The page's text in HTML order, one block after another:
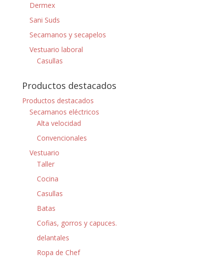
Dermex
Sani Suds
Secamanos y secapelos
Vestuario laboral
Casullas
Productos destacados
Productos destacados
Secamanos eléctricos
Alta velocidad
Convencionales
Vestuario
Taller
Cocina
Casullas
Batas
Cofias, gorros y capuces.
delantales
Ropa de Chef